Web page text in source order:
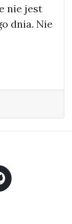
nie jest
dnia. Nie